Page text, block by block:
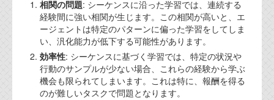
相関の問題: シーケンスに沿った学習では、連続する
経験間に強い相関が生じます。この相関が高いと、エ
ージェントは特定のパターンに偏った学習をしてしま
い、汎化能力が低下する可能性があります。
効率性: シーケンスに基づく学習では、特定の状況や
行動のサンプルが少ない場合、これらの経験から学ぶ
機会も限られてしまいます。これは特に、報酬を得る
のが難しいタスクで問題となります。